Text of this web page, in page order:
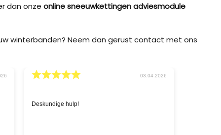
dan onze online sneeuwkettingen adviesmodule
winterbanden? Neem dan gerust contact met ons
02.03.2026
Snelle service en goede prijzen.